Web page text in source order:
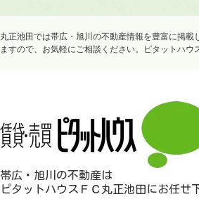
丸正池田では帯広・旭川の不動産情報を豊富に掲
ますので、お気軽にご相談ください。ピタットハ
帯広・旭川の不動産は
ピタットハウスＦＣ丸正池田にお任せ